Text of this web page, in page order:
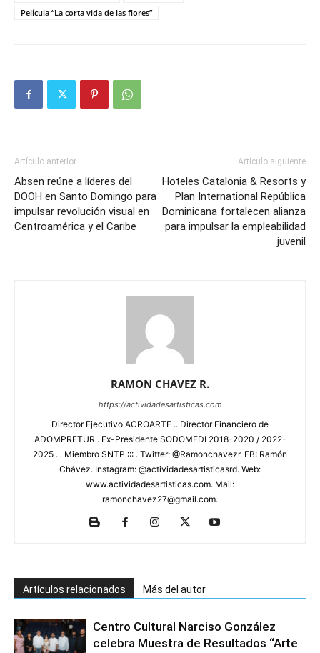
Película “La corta vida de las flores”
Artículo anterior
Absen reúne a líderes del
DOOH en Santo Domingo para
impulsar revolución visual en
Centroamérica y el Caribe
Artículo siguiente
Hoteles Catalonia & Resorts y
Plan International República
Dominicana fortalecen alianza
para impulsar la empleabilidad
juvenil
RAMON CHAVEZ R.
https://actividadesartisticas.com
Director Ejecutivo ACROARTE .. Director Financiero de
ADOMPRETUR . Ex-Presidente SODOMEDI 2018-2020 / 2022-
2025 ... Miembro SNTP ::: . Twitter: @Ramonchavezr. FB: Ramón
Chávez. Instagram: @actividadesartisticasrd. Web:
www.actividadesartisticas.com. Mail:
ramonchavez27@gmail.com.
Artículos relacionados Más del autor
Centro Cultural Narciso González
celebra Muestra de Resultados “Arte